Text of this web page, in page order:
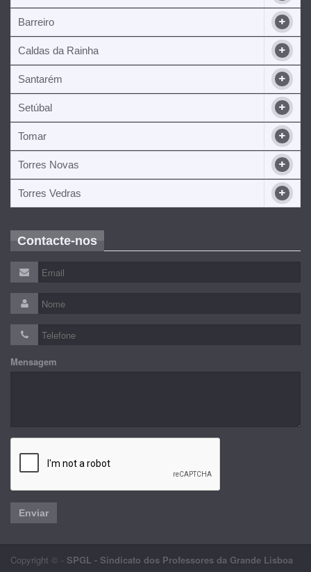
Barreiro
Caldas da Rainha
Santarém
Setúbal
Tomar
Torres Novas
Torres Vedras
Contacte-nos
Mensagem
Enviar
Copyright © - SPGL - Sindicato dos Professores da Grande Lisboa